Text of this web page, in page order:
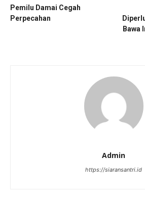
Pemilu Damai Cegah
Perpecahan
Bawa
Admin
https://siaransantri.id